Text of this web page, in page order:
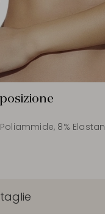
8% Elastan